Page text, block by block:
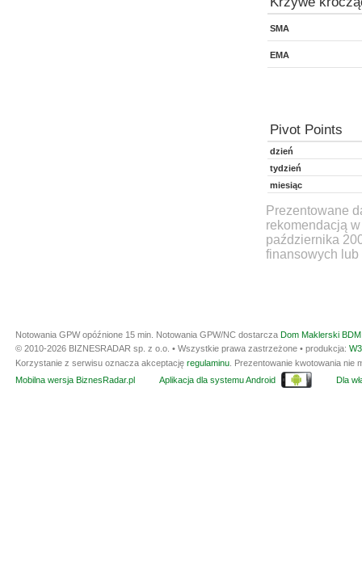
SMA
EMA
Pivot Points
dzień
tydzień
miesiąc
Prezentowane
rekomendacją
października
finansowych lub
Notowania GPW opóźnione 15 min. Notowania GPW/NC dostarcza Dom Maklerski
© 2010-2026 BIZNESRADAR sp. z o.o. • Wszystkie prawa zastrzeżone • produkcja:
Korzystanie z serwisu oznacza akceptację regulaminu . Prezentowanie kwotowania
Mobilna wersja BiznesRadar.pl
Aplikacja dla systemu Android Dla